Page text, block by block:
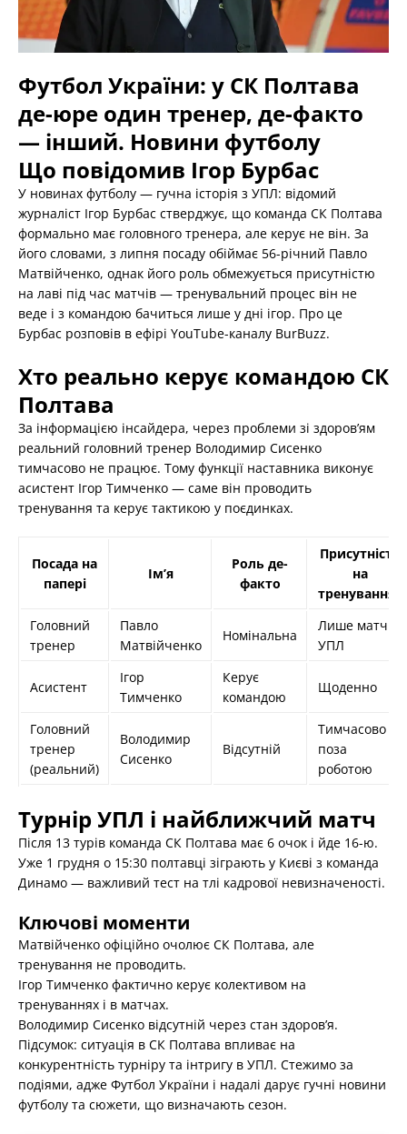
Футбол України: у СК Полтава
де-юре один тренер, де-факто
— інший. Новини футболу
Що повідомив Ігор Бурбас
У новинах футболу — гучна історія з УПЛ: відомий
журналіст Ігор Бурбас стверджує, що команда СК Полтава
формально має головного тренера, але керує не він. За
його словами, з липня посаду обіймає 56-річний Павло
Матвійченко, однак його роль обмежується присутністю
на лаві під час матчів — тренувальний процес він не
веде і з командою бачиться лише у дні ігор. Про це
Бурбас розповів в ефірі YouTube-каналу BurBuzz.
Хто реально керує командою СК
Полтава
За інформацією інсайдера, через проблеми зі здоров’ям
реальний головний тренер Володимир Сисенко
тимчасово не працює. Тому функції наставника виконує
асистент Ігор Тимченко — саме він проводить
тренування та керує тактикою у поєдинках.
Посада на
папері
Ім’я
Роль де-
факто
Присутність
на
тренуваннях
Головний
тренер
Павло
Матвійченко
Номінальна
Лише матчі
УПЛ
Асистент
Ігор
Тимченко
Керує
командою
Щоденно
Головний
тренер
(реальний)
Володимир
Сисенко
Відсутній
Тимчасово
поза
роботою
Турнір УПЛ і найближчий матч
Після 13 турів команда СК Полтава має 6 очок і йде 16-ю.
Уже 1 грудня о 15:30 полтавці зіграють у Києві з команда
Динамо — важливий тест на тлі кадрової невизначеності.
Ключові моменти
Матвійченко офіційно очолює СК Полтава, але
тренування не проводить.
Ігор Тимченко фактично керує колективом на
тренуваннях і в матчах.
Володимир Сисенко відсутній через стан здоров’я.
Підсумок: ситуація в СК Полтава впливає на
конкурентність турніру та інтригу в УПЛ. Стежимо за
подіями, адже Футбол України і надалі дарує гучні новини
футболу та сюжети, що визначають сезон.